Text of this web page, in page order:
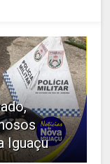
Iguaçu